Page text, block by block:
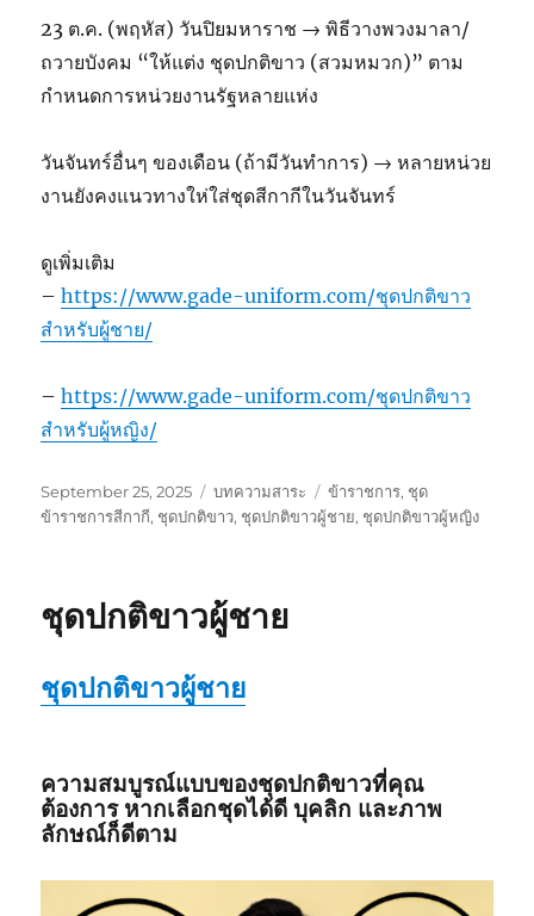
23 ต.ค. (พฤหัส) วันปิยมหาราช → พิธีวางพวงมาลา/
ถวายบังคม “ให้แต่ง ชุดปกติขาว (สวมหมวก)” ตาม
กำหนดการหน่วยงานรัฐหลายแห่ง
วันจันทร์อื่นๆ ของเดือน (ถ้ามีวันทำการ) → หลายหน่วย
งานยังคงแนวทางให่ใส่ชุดสีกากีในวันจันทร์
ดูเพิ่มเติม
–https://www.gade-uniform.com/ชุดปกติขาว
สำหรับผู้ชาย/
–https://www.gade-uniform.com/ชุดปกติขาว
สำหรับผู้หญิง/
Posted
on
September 25, 2025 Categories
บทความสาระ Tags
ข้าราชการ, ชุด
ข้าราชการสีกากี, ชุดปกติขาว, ชุดปกติขาวผู้ชาย, ชุดปกติขาวผู้หญิง
ชุดปกติขาวผู้ชาย
ชุดปกติขาวผู้ชาย
ความสมบูรณ์แบบของชุดปกติขาวที่คุณ
ต้องการ หากเลือกชุดได้ดี บุคลิก และภาพ
ลักษณ์ก็ดีตาม